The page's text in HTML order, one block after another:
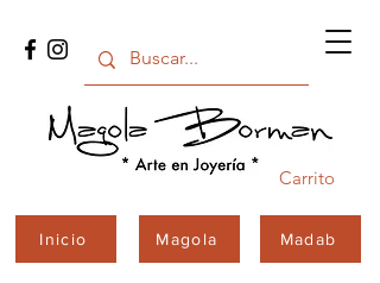
Carrito
Inicio Magola Madab